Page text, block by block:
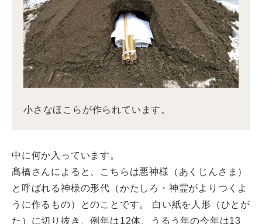
小さなほこらが作られています。
中に何か入っています。
髙橋さんによると、こちらは悪神様（あくじんさま）
と呼ばれる神様の形代（かたしろ・神霊がよりつくよ
うに作るもの）とのことです。 白い紙を人形（ひとが
た）に切り抜き、例年は12体、うるう年の今年は13